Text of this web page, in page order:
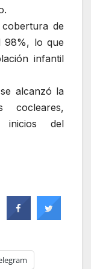
de
98%, lo que
infantil
alcanzó la
cocleares,
inicios del